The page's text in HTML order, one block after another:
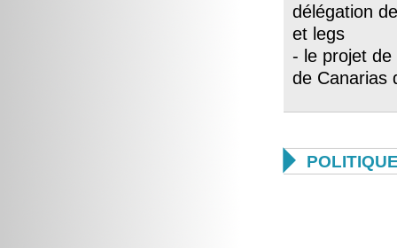
délégation
et legs
- le projet de
de Canarias
